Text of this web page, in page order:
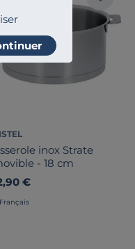
inox Strate
- 18 cm
€
Français